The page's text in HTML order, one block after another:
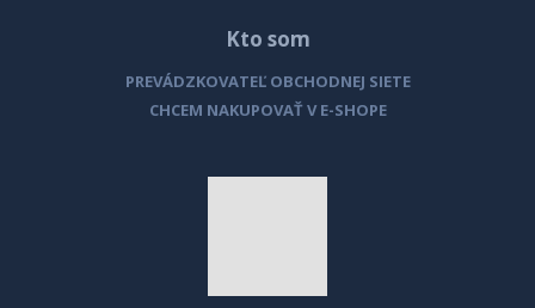
Kto som
PREVÁDZKOVATEĽ OBCHODNEJ SIETE
CHCEM NAKUPOVAŤ V E-SHOPE